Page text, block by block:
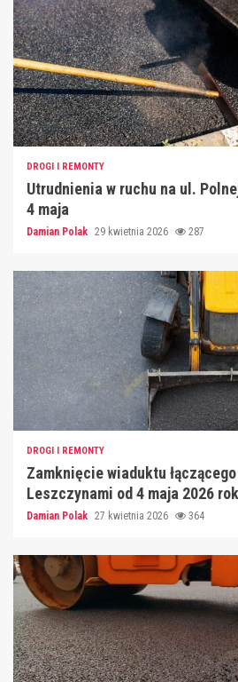
DROGI I REMONTY
Utrudnienia w ruchu na ul.
4 maja
Damian Polak 29 kwietnia 2026 287
DROGI I REMONTY
Zamknięcie wiaduktu
Leszczynami od 4 maja 2026
Damian Polak 27 kwietnia 2026 364